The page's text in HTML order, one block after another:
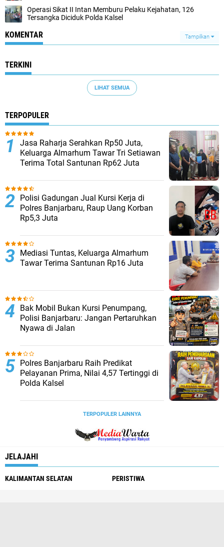
Operasi Sikat II Intan Memburu Pelaku Kejahatan, 126
Tersangka Diciduk Polda Kalsel
KOMENTAR Tampilkan
TERKINI
LIHAT SEMUA
TERPOPULER
Jasa Raharja Serahkan Rp50 Juta,
Keluarga Almarhum Tawar Tri Setiawan
Terima Total Santunan Rp62 Juta
Polisi Gadungan Jual Kursi Kerja di
Polres Banjarbaru, Raup Uang Korban
Rp5,3 Juta
Mediasi Tuntas, Keluarga Almarhum
Tawar Terima Santunan Rp16 Juta
Bak Mobil Bukan Kursi Penumpang,
Polisi Banjarbaru: Jangan Pertaruhkan
Nyawa di Jalan
Polres Banjarbaru Raih Predikat
Pelayanan Prima, Nilai 4,57 Tertinggi di
Polda Kalsel
TERPOPULER LAINNYA
JELAJAHI
KALIMANTAN SELATAN PERISTIWA